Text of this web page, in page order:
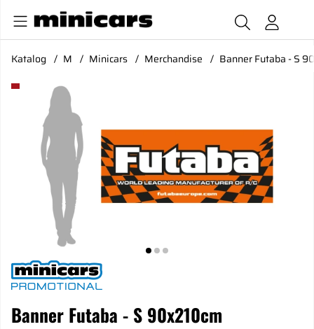
Katalog M Minicars Merchandise Banner Futaba - S
Produktbilder Banner Futaba - S 90x210cm
Banner Futaba - S 90x210cm